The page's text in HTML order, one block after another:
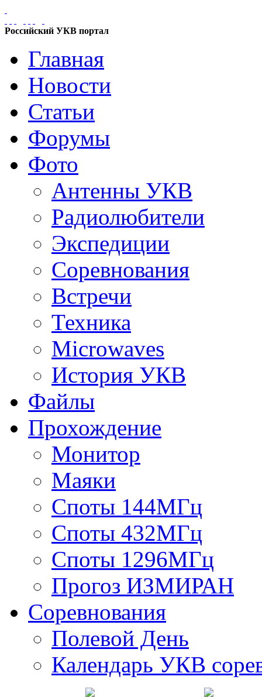
Российский УКВ портал
Главная
Новости
Статьи
Форумы
Фото
Антенны УКВ
Радиолюбители
Экспедиции
Соревнования
Встречи
Техника
Microwaves
История УКВ
Файлы
Прохождение
Монитор
Маяки
Споты 144МГц
Споты 432МГц
Споты 1296МГц
Прогоз ИЗМИРАН
Соревнования
Полевой День
Календарь УКВ